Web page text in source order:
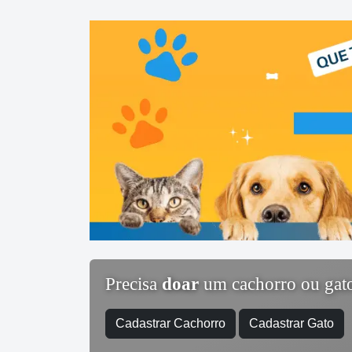
Precisa doar um cachorro ou
Cadastrar Cachorro Cadastrar Gato